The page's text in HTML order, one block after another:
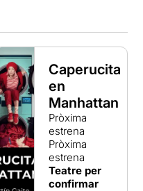
Caperucita
en
Manhattan
Pròxima
estrena
Pròxima
estrena
Teatre per
confirmar